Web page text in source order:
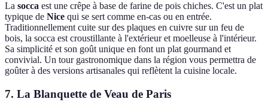
La socca est une crêpe à base de farine de pois chiches. C'est un plat
typique de Nice qui se sert comme en-cas ou en entrée.
Traditionnellement cuite sur des plaques en cuivre sur un feu de
bois, la socca est croustillante à l'extérieur et moelleuse à l'intérieur.
Sa simplicité et son goût unique en font un plat gourmand et
convivial. Un tour gastronomique dans la région vous permettra de
goûter à des versions artisanales qui reflètent la cuisine locale.
7. La Blanquette de Veau de Paris